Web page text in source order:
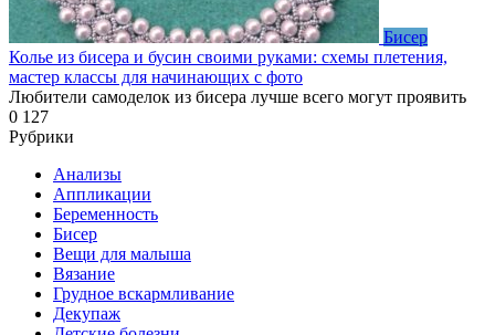
Бисер
Колье из бисера и бусин своими руками: схемы плетения,
мастер классы для начинающих с фото
Любители самоделок из бисера лучше всего могут проявить
0 127
Рубрики
Анализы
Аппликации
Беременность
Бисер
Вещи для малыша
Вязание
Грудное вскармливание
Декупаж